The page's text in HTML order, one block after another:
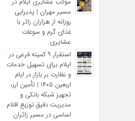
مسیر مهران | پذیرایی
روزانه از هزاران زائر با
غذای گرم و سوغات
عشایری
استقرار ۹ کمیته فرعی در
ایلام برای تسهیل خدمات
و نظارت بر بازار در ایام
اربعین ۱۴۰۵ | تأمین ارز،
تجهیز شبکه بانکی و
مدیریت دقیق توزیع اقلام
اساسی در مسیر زائران